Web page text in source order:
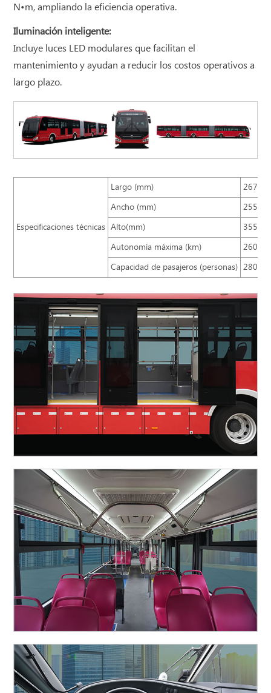
N•m, ampliando la eficiencia operativa.
Iluminación inteligente:
Incluye luces LED modulares que facilitan el
mantenimiento y ayudan a reducir los costos operativos a
largo plazo.
Especificaciones técnicas
Largo (mm)
26750
Ancho (mm)
2550
Alto(mm)
3550
Autonomía máxima (km)
Capacidad de pasajeros (personas) 280